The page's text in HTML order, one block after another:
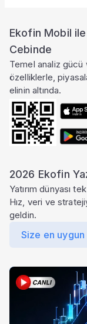
Ekofin Mobil
Cebinde
Temel analiz gücü
özelliklerle,
elinin altında.
2026 Ekofin
Yatırım dünyası
Hız, veri ve
geldin.
Size en